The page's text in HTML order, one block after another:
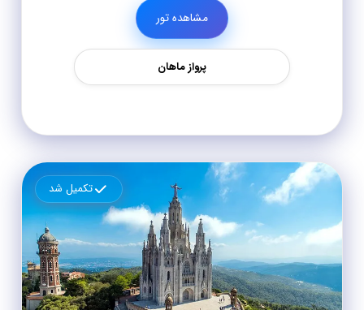
مشاهده تور
پرواز ماهان
تکمیل شد